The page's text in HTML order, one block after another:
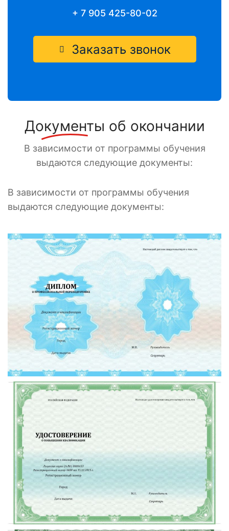
+ 7 905 425-80-02
Заказать звонок
Документы об окончании
В зависимости от программы обучения
выдаются следующие документы:
В зависимости от программы обучения
выдаются следующие документы: